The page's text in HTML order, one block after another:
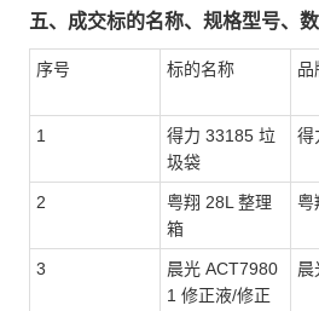
五、成交标的名称、规格型号、
序号 标的名称 品
1
得力 33185 垃
圾袋
得
2
粤翔 28L 整理
箱
粤
3
晨光 ACT7980
1 修正液/修正
晨